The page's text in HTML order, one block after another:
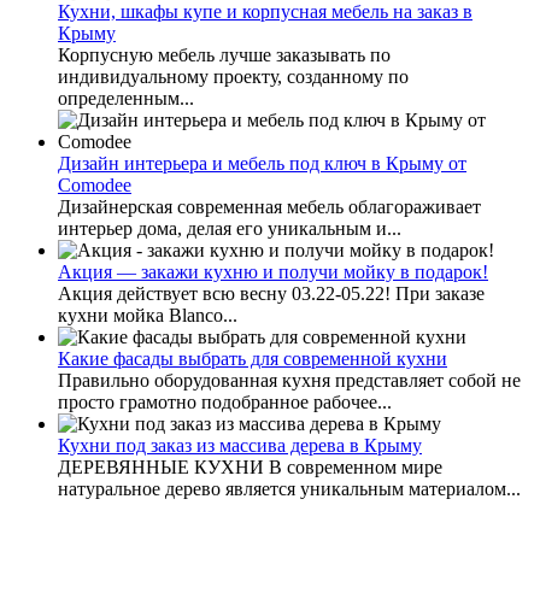
Кухни, шкафы купе и корпусная мебель на заказ в
Крыму
Корпусную мебель лучше заказывать по
индивидуальному проекту, созданному по
определенным...
Дизайн интерьера и мебель под ключ в Крыму от
Comodee
Дизайнерская современная мебель облагораживает
интерьер дома, делая его уникальным и...
Акция — закажи кухню и получи мойку в подарок!
Акция действует всю весну 03.22-05.22! При заказе
кухни мойка Blanco...
Какие фасады выбрать для современной кухни
Правильно оборудованная кухня представляет собой не
просто грамотно подобранное рабочее...
Кухни под заказ из массива дерева в Крыму
ДЕРЕВЯННЫЕ КУХНИ В современном мире
натуральное дерево является уникальным материалом...